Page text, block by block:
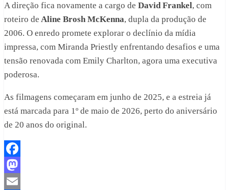
A direção fica novamente a cargo de David Frankel, com
roteiro de Aline Brosh McKenna, dupla da produção de
2006. O enredo promete explorar o declínio da mídia
impressa, com Miranda Priestly enfrentando desafios e uma
tensão renovada com Emily Charlton, agora uma executiva
poderosa.
As filmagens começaram em junho de 2025, e a estreia já
está marcada para 1º de maio de 2026, perto do aniversário
de 20 anos do original.
Facebook
Mastodon